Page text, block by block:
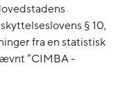
§ 10,
fra en statistisk
”CIMBA -